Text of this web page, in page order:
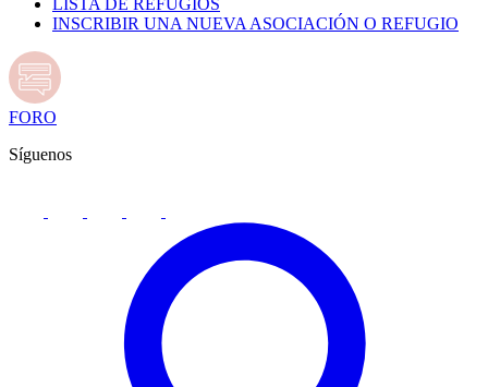
LISTA DE REFUGIOS
INSCRIBIR UNA NUEVA ASOCIACIÓN O REFUGIO
FORO
Síguenos